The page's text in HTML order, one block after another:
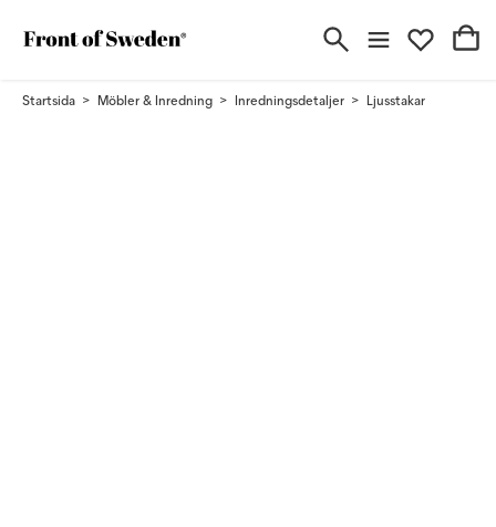
Startsida Möbler & Inredning Inredningsdetaljer Ljusstakar